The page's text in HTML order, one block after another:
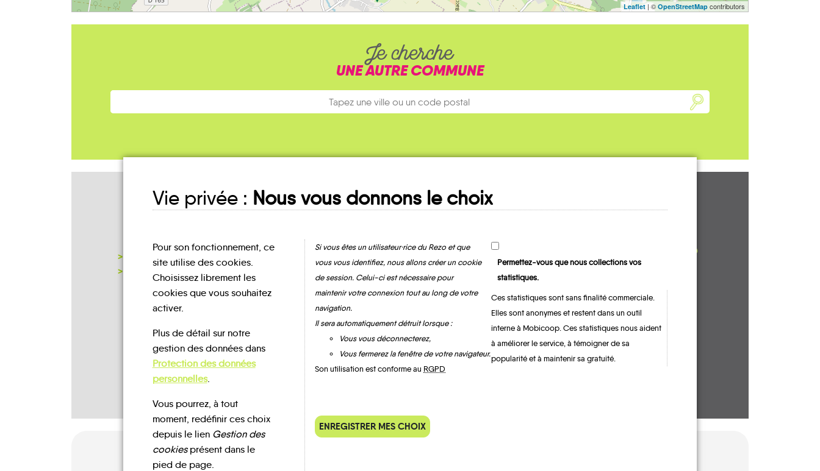
Leaflet | © OpenStreetMap contributors
Je cherche
UNE AUTRE COMMUNE
Mes lieux
MAIRIE MIGNÉVILLE
NOTRE PAGE D'INSCRIPTION
Ma fiche
Mignéville
UN AVIS, UN
À PARTAGER ?
CONTACTEZ-NOUS !
Vie privée : Nous vous donnons le choix
Pour son fonctionnement, ce
site utilise des cookies.
Choisissez librement les
cookies que vous souhaitez
activer.
Plus de détail sur notre
gestion des données dans
Protection des données
personnelles.
Vous pourrez, à tout
moment, redéfinir ces choix
depuis le lien Gestion des
cookiesprésent dans le
pied de page.
Si vous êtes un utilisateur·rice du Rezo et que
vous vous identifiez, nous allons créer un cookie
de session. Celui-ci est nécessaire pour
maintenir votre connexion tout au long de votre
navigation.
Il sera automatiquement détruit lorsque :
Vous vous déconnecterez,
Vous fermerez la fenêtre de votre navigateur.
Son utilisation est conforme au RGPD
Permettez-vous que nous collections vos
statistiques.
Ces statistiques sont sans finalité commerciale.
Elles sont anonymes et restent dans un outil
interne à Mobicoop. Ces statistiques nous aident
à améliorer le service, à témoigner de sa
popularité et à maintenir sa gratuité.
ENREGISTRER MES CHOIX